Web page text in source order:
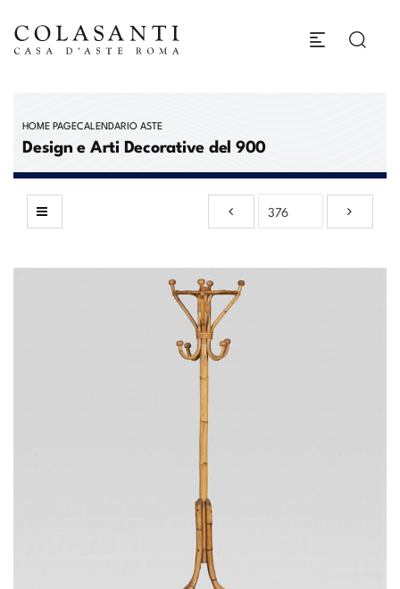
HOME PAGECALENDARIO ASTE
Design e Arti Decorative del 900